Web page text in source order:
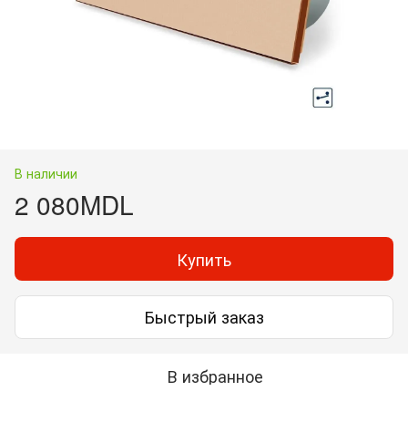
В наличии
2 080MDL
Купить
Быстрый заказ
В избранное